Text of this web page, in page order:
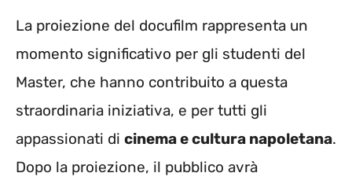
La proiezione del docufilm rappresenta un
momento significativo per gli studenti del
Master, che hanno contribuito a questa
straordinaria iniziativa, e per tutti gli
appassionati di cinema e cultura napoletana.
Dopo la proiezione, il pubblico avrà